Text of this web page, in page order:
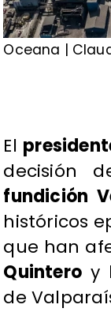
Oceana |
El
decisión
fundición
históricos
que han
Quintero y
de